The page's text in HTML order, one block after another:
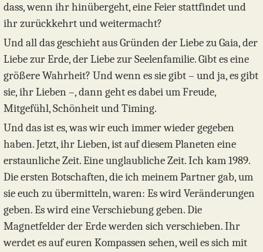
dass, wenn ihr hinübergeht, eine Feier stattfindet und
ihr zurückkehrt und weitermacht?
Und all das geschieht aus Gründen der Liebe zu Gaia, der
Liebe zur Erde, der Liebe zur Seelenfamilie. Gibt es eine
größere Wahrheit? Und wenn es sie gibt – und ja, es gibt
sie, ihr Lieben –, dann geht es dabei um Freude,
Mitgefühl, Schönheit und Timing.
Und das ist es, was wir euch immer wieder gegeben
haben. Jetzt, ihr Lieben, ist auf diesem Planeten eine
erstaunliche Zeit. Eine unglaubliche Zeit. Ich kam 1989.
Die ersten Botschaften, die ich meinem Partner gab, um
sie euch zu übermitteln, waren: Es wird Veränderungen
geben. Es wird eine Verschiebung geben. Die
Magnetfelder der Erde werden sich verschieben. Ihr
werdet es auf euren Kompassen sehen, weil es sich mit